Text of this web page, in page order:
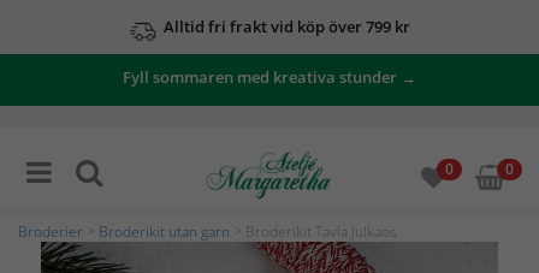
Alltid fri frakt vid köp över 799 kr
Fyll sommaren med kreativa stunder →
0 0
Broderier Broderikit utan garn > Broderikit Tavla Julkaos